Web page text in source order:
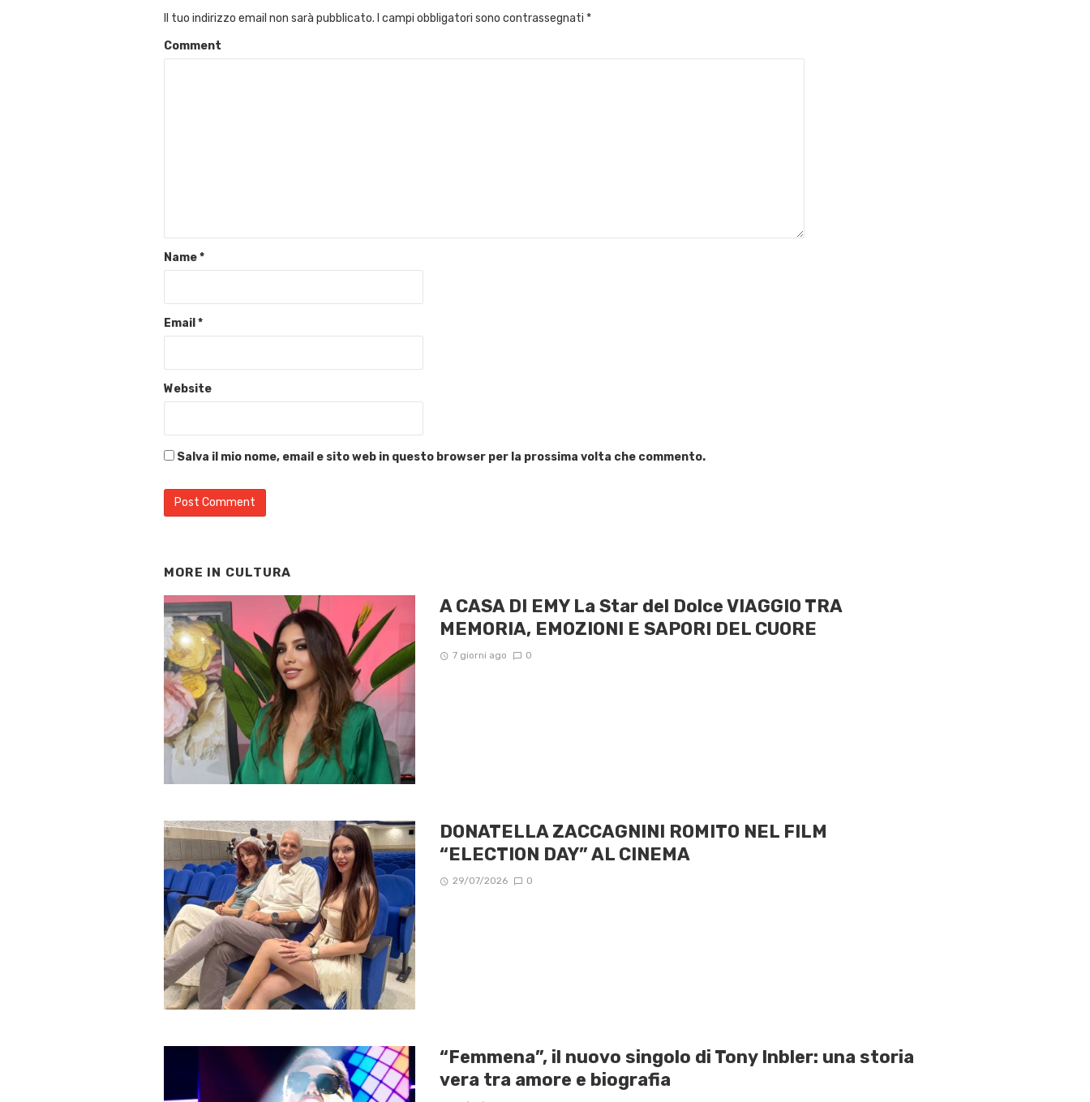
Il tuo indirizzo email non sarà pubblicato. I campi obbligatori sono contrassegnati *
Comment
Name*
Email *
Website
Salva il mio nome, email e sito web in questo browser per la prossima volta che commento.
MORE IN CULTURA
A CASA DI EMY La Star del Dolce VIAGGIO TRA
MEMORIA, EMOZIONI E SAPORI DEL CUORE
7 giorni ago 0
DONATELLA ZACCAGNINI ROMITO NEL FILM
“ELECTION DAY” AL CINEMA
29/07/2026 0
“Femmena”, il nuovo singolo di Tony Inbler: una storia
vera tra amore e biografia